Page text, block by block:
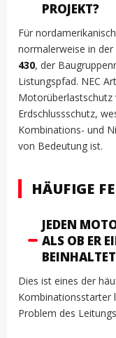
PROJEKT?
Für
normalerweise in der
430, der
Listungspfad. NEC
Motorüberlastschutz
Erdschlussschutz,
Kombinations- und
von Bedeutung ist.
HÄUFIGE
JEDEN
ALS OB ER
BEINHALTET
Dies ist eines der
Kombinationsstarter
Problem des